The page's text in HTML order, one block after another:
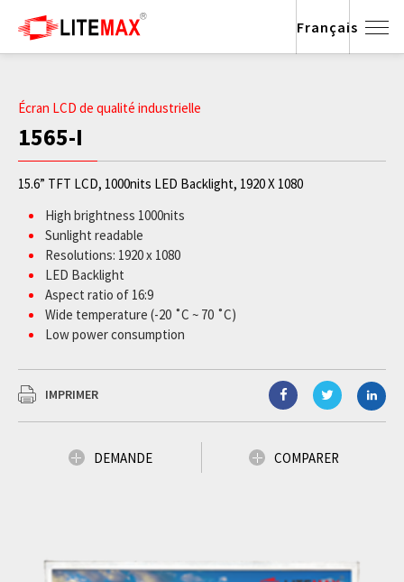
Écran LCD de qualité industrielle
1565-I
15.6” TFT LCD, 1000nits LED Backlight, 1920 X 1080
High brightness 1000nits
Sunlight readable
Resolutions: 1920 x 1080
LED Backlight
Aspect ratio of 16:9
Wide temperature (-20 ˚C ~ 70 ˚C)
Low power consumption
IMPRIMER
DEMANDE COMPARER
Français